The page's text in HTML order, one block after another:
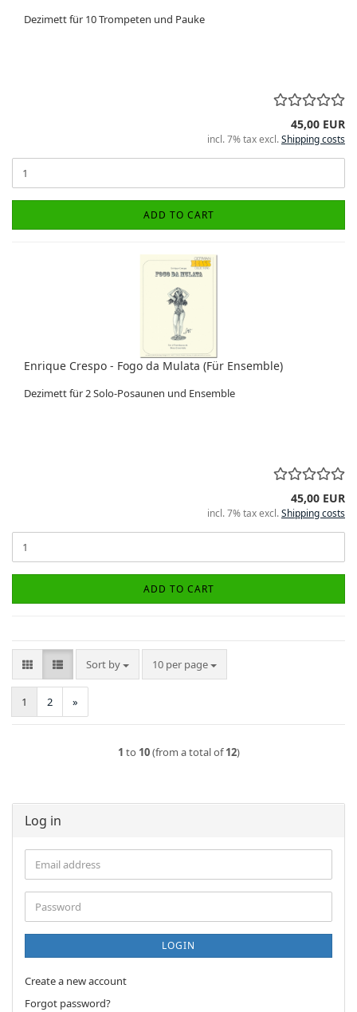
Dezimett für 10 Trompeten und Pauke
45,00 EUR
incl. 7% tax excl.Shipping costs
ADD TO CART
Enrique Crespo - Fogo da Mulata (Für Ensemble)
Dezimett für 2 Solo-Posaunen und Ensemble
45,00 EUR
incl. 7% tax excl.Shipping costs
ADD TO CART
Sort by
Sort by 10 per page
per page
1 2 »
1 to 10(from a total of12)
Log in
Email
address
Password
LOGIN
Create a new account
Forgot password?